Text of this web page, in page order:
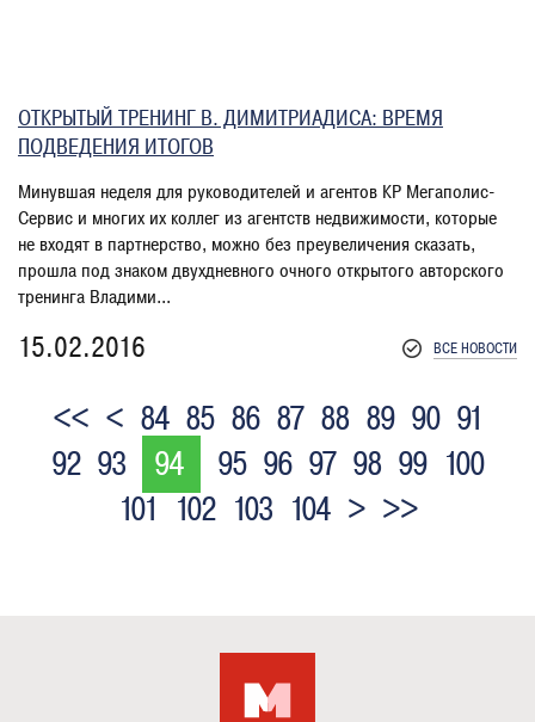
ОТКРЫТЫЙ ТРЕНИНГ В. ДИМИТРИАДИСА: ВРЕМЯ
ПОДВЕДЕНИЯ ИТОГОВ
Минувшая неделя для руководителей и агентов КР Мегаполис-
Сервис и многих их коллег из агентств недвижимости, которые
не входят в партнерство, можно без преувеличения сказать,
прошла под знаком двухдневного очного открытого авторского
тренинга Владими...
15.02.2016 ВСЕ НОВОСТИ
<< < 84 85 86 87 88 89 90 91
92 93 94 95 96 97 98 99 100
101 102 103 104 > >>